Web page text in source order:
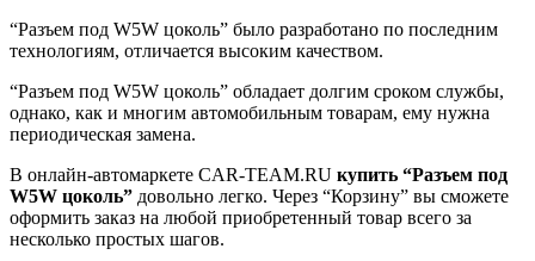
“Разъем под W5W цоколь” было разработано по последним
технологиям, отличается высоким качеством.
“Разъем под W5W цоколь” обладает долгим сроком службы,
однако, как и многим автомобильным товарам, ему нужна
периодическая замена.
В онлайн-автомаркете CAR-TEAM.RU купить “Разъем под
W5W цоколь” довольно легко. Через “Корзину” вы сможете
оформить заказ на любой приобретенный товар всего за
несколько простых шагов.